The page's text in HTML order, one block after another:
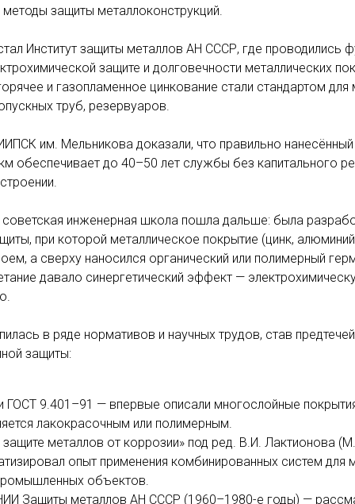
защиты металлоконструкций.
Институт защиты металлов АН СССР, где проводились
защите и долговечности металлических
и газопламенное цинкование стали стандартом
труб, резервуаров.
им. Мельникова доказали, что правильно нанесённый
обеспечивает до 40–50 лет службы без капитального
инженерная школа пошла дальше: была
при которой металлическое покрытие (цинк,
а сверху наносился органический или полимерный
давало синергетический эффект —
в ряде нормативов и научных трудов, став
защиты:
ГОСТ 9.401–91 — впервые описали многослойные
лакокрасочным или полимерным.
защите металлов от коррозии» под ред. В.И. Лактионова
опыт применения комбинированных систем для
объектов.
Защиты металлов АН СССР (1960–1980-е годы) —